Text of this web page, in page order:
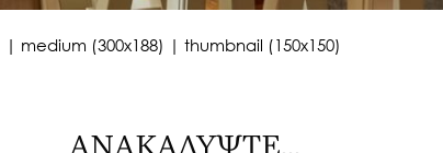
| medium (300x188) | thumbnail (150x150)